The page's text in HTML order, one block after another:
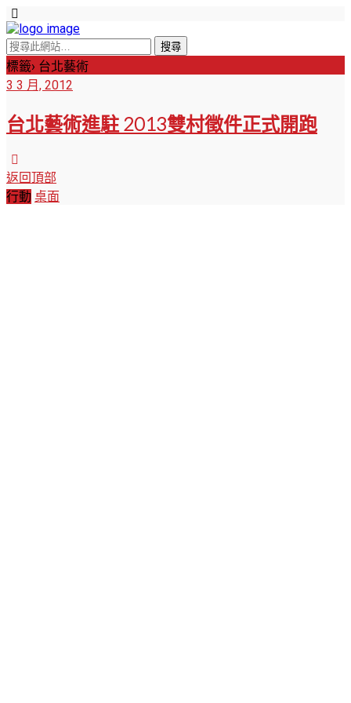
標籤› 台北藝術
3 3 月, 2012
台北藝術進駐 2013雙村徵件正式開跑
返回頂部
行動 桌面